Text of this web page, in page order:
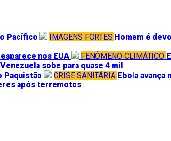
Pacífico IMAGENS FORTES Homem é
nos EUA FENÔMENO CLIMÁTICO
sobe para quase 4 mil
Paquistão CRISE SANITÁRIA Ebola avança
após terremotos